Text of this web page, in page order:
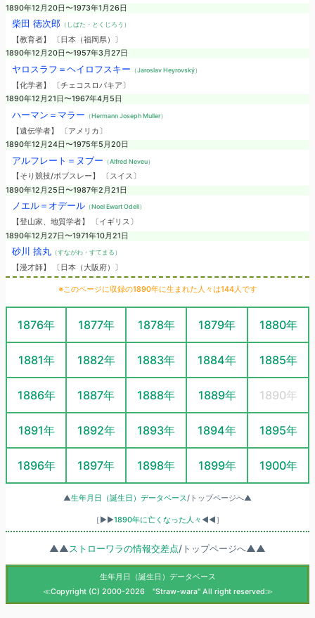
1890年12月20日〜1973年1月26日
柴田 徳次郎（しばた・とくじろう）
【教育者】 〔日本（福岡県）〕
1890年12月20日〜1957年3月27日
ヤロスラフ＝ヘイロフスキー （Jaroslav Heyrovský）
【化学者】 〔チェコスロバキア〕
1890年12月21日〜1967年4月5日
ハーマン＝マラー （Hermann Joseph Muller）
【遺伝学者】 〔アメリカ〕
1890年12月24日〜1975年5月20日
アルフレート＝ヌブー （Alfred Neveu）
【そり競技/ボブスレー】 〔スイス〕
1890年12月25日〜1987年2月21日
ノエル＝オデール（Noel Ewart Odell）
【登山家、地質学者】 〔イギリス〕
1890年12月27日〜1971年10月21日
砂川 捨丸（すながわ・すてまる）
【漫才師】 〔日本（大阪府）〕
※このページに収録の1890年に生まれた人々は144人です
1876年 1877年 1878年 1879年 1880年
1881年 1882年 1883年 1884年 1885年
1886年 1887年 1888年 1889年 1890年
1891年 1892年 1893年 1894年 1895年
1896年 1897年 1898年 1899年 1900年
▲生年月日（誕生日）データベース/トップページへ▲
［▶▶1890年に亡くなった人々 ◀◀］
▲▲ストローワラの情報交差点/トップページへ▲▲
生年月日（誕生日）データベース
≪Copyright (C) 2000-2026 "Straw-wara" All right reserved≫